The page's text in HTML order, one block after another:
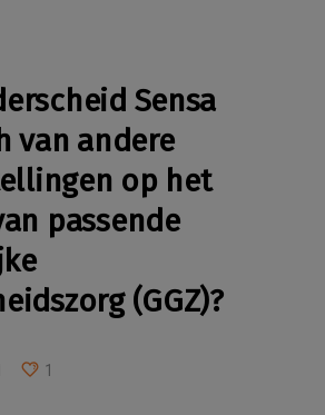
Sensa
van andere
op het
passende
(GGZ)?
1